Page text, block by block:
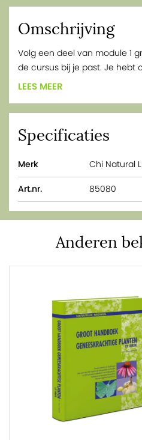
Omschrijving
Volg een deel van module 1
de cursus bij je past. Je hebt
LEES MEER
Specificaties
Merk Chi Natural
Art.nr. 85080
Anderen